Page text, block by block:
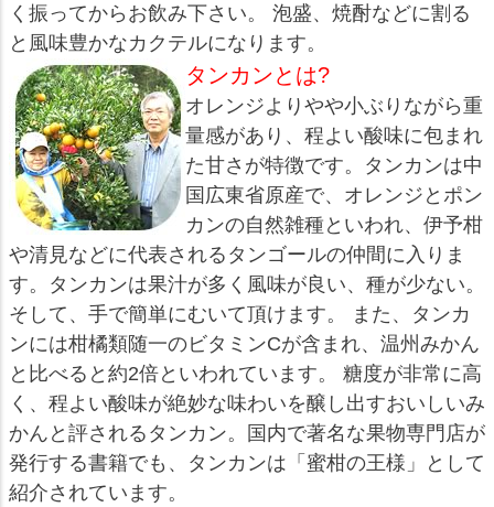
く振ってからお飲み下さい。 泡盛、焼酎などに割る
と風味豊かなカクテルになります。
タンカンとは?
オレンジよりやや小ぶりながら重
量感があり、程よい酸味に包まれ
た甘さが特徴です。タンカンは中
国広東省原産で、オレンジとポン
カンの自然雑種といわれ、伊予柑
や清見などに代表されるタンゴールの仲間に入りま
す。タンカンは果汁が多く風味が良い、種が少ない。
そして、手で簡単にむいて頂けます。 また、タンカ
ンには柑橘類随一のビタミンCが含まれ、温州みかん
と比べると約2倍といわれています。 糖度が非常に高
く、程よい酸味が絶妙な味わいを醸し出すおいしいみ
かんと評されるタンカン。国内で著名な果物専門店が
発行する書籍でも、タンカンは「蜜柑の王様」として
紹介されています。